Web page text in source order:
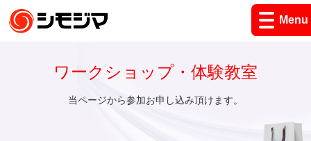
Menu
ワークショップ・体験教室
当ページから参加お申し込み頂けます。